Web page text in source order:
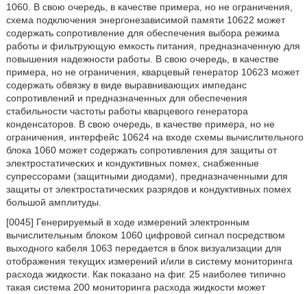
1060. В свою очередь, в качестве примера, но не ограничения,
схема подключения энергонезависимой памяти 10622 может
содержать сопротивление для обеспечения выбора режима
работы и фильтрующую емкость питания, предназначенную для
повышения надежности работы. В свою очередь, в качестве
примера, но не ограничения, кварцевый генератор 10623 может
содержать обвязку в виде выравнивающих импеданс
сопротивлений и предназначенных для обеспечения
стабильности частоты работы кварцевого генератора
конденсаторов. В свою очередь, в качестве примера, но не
ограничения, интерфейс 10624 на входе схемы вычислительного
блока 1060 может содержать сопротивления для защиты от
электростатических и кондуктивных помех, снабженные
супрессорами (защитными диодами), предназначенными для
защиты от электростатических разрядов и кондуктивных помех
большой амплитуды.
[0045] Генерируемый в ходе измерений электронным
вычислительным блоком 1060 цифровой сигнал посредством
выходного кабеля 1063 передается в блок визуализации для
отображения текущих измерений и/или в систему мониторинга
расхода жидкости. Как показано на фиг. 25 наиболее типично
такая система 200 мониторинга расхода жидкости может